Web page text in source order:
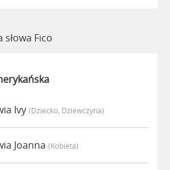
Fico
Ivy (dziecko, Dziewczyna)
Joanna (kobieta)